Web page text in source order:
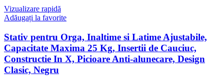
Vizualizare rapidă
Adăugați la favorite
Stativ pentru Orga, Inaltime si Latime Ajustabile,
Capacitate Maxima 25 Kg, Insertii de Cauciuc,
Constructie In X, Picioare Anti-alunecare, Design
Clasic, Negru